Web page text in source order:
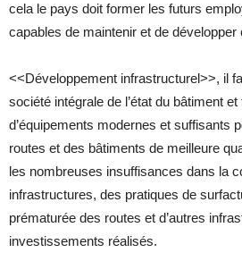
cela le pays doit former les futurs
capables de maintenir et de
<<Développement infrastructurel>>, il
société intégrale de l’état du bâtiment
d’équipements modernes et suffisants
routes et des bâtiments de meilleure
les nombreuses insuffisances dans la
infrastructures, des pratiques de
prématurée des routes et d’autres
investissements réalisés.